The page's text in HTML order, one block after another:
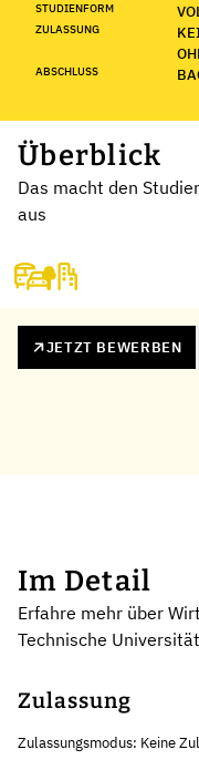
STUDIENFORM
ZULASSUNG
ABSCHLUSS
Überblick
Das macht den
aus
JETZT BEWERBEN
Im Detail
Erfahre mehr über
Technische
Zulassung
Zulassungsmodus: Keine